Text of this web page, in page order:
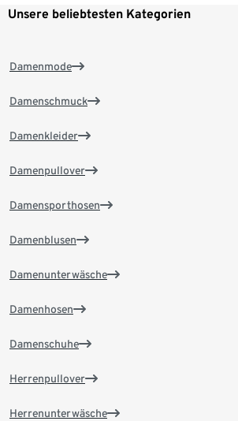
Unsere beliebtesten Kategorien
Damenmode
Damenschmuck
Damenkleider
Damenpullover
Damensporthosen
Damenblusen
Damenunterwäsche
Damenhosen
Damenschuhe
Herrenpullover
Herrenunterwäsche